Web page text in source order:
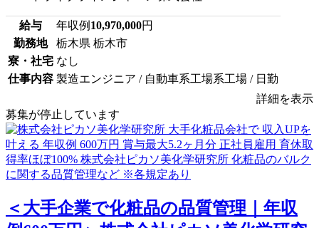
給与 年収例 10,970,000円
勤務地
栃木県 栃木市
寮・社宅 なし
仕事内容 製造エンジニア / 自動車系工場系工場 / 日勤
詳細を表示
募集が停止しています
＜大手企業で化粧品の品質管理｜年収